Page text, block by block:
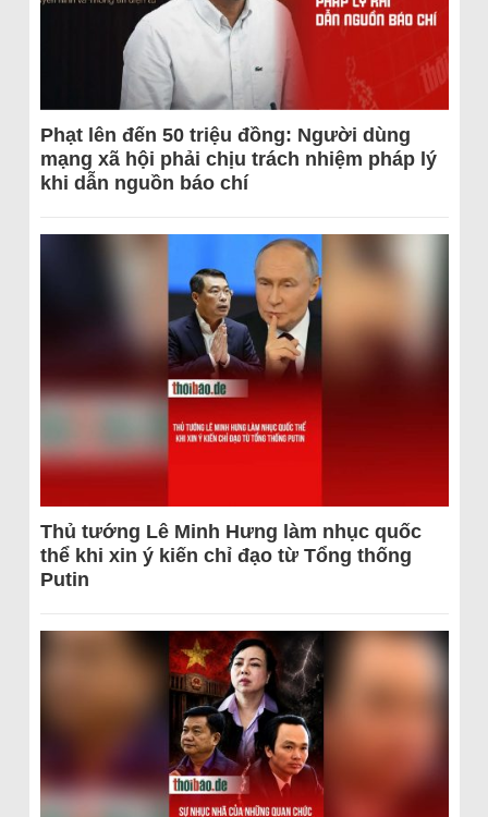
Phạt lên đến 50 triệu đồng: Người dùng
mạng xã hội phải chịu trách nhiệm pháp lý
khi dẫn nguồn báo chí
Thủ tướng Lê Minh Hưng làm nhục quốc
thể khi xin ý kiến chỉ đạo từ Tổng thống
Putin